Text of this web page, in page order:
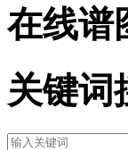
在线谱
关键词